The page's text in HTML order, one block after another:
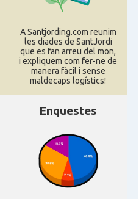
A Santjording.com reunim
les diades de SantJordi
que es fan arreu del mon,
i expliquem com fer-ne de
manera fàcil i sense
maldecaps logí­stics!
Enquestes